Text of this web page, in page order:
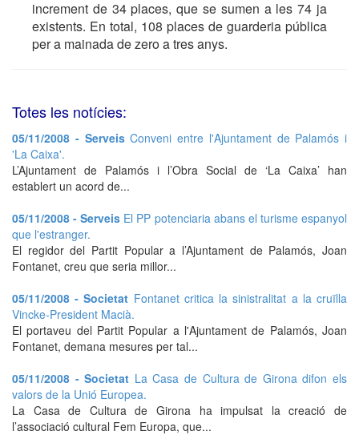
increment de 34 places, que se sumen a les 74 ja
existents. En total, 108 places de guarderia pública
per a mainada de zero a tres anys.
Totes les notícies:
05/11/2008 - ServeisConveni entre l'Ajuntament de Palamós i
'La Caixa'.
L’Ajuntament de Palamós i l’Obra Social de ‘La Caixa’ han
establert un acord de...
05/11/2008 - Serveis El PP potenciaria abans el turisme espanyol
que l'estranger.
El regidor del Partit Popular a l’Ajuntament de Palamós, Joan
Fontanet, creu que seria millor...
05/11/2008 - Societat Fontanet critica la sinistralitat a la cruïlla
Vincke-President Macià.
El portaveu del Partit Popular a l'Ajuntament de Palamós, Joan
Fontanet, demana mesures per tal...
05/11/2008 - Societat La Casa de Cultura de Girona difon els
valors de la Unió Europea.
La Casa de Cultura de Girona ha impulsat la creació de
l’associació cultural Fem Europa, que...